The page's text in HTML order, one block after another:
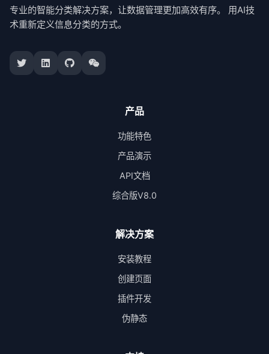
专业的智能分类解决方案，让数据管理更加高效有序。 用AI技
术重新定义信息分类的方式。
产品
功能特色
产品演示
API文档
综合版V8.0
解决方案
安装教程
创建页面
插件开发
伪静态